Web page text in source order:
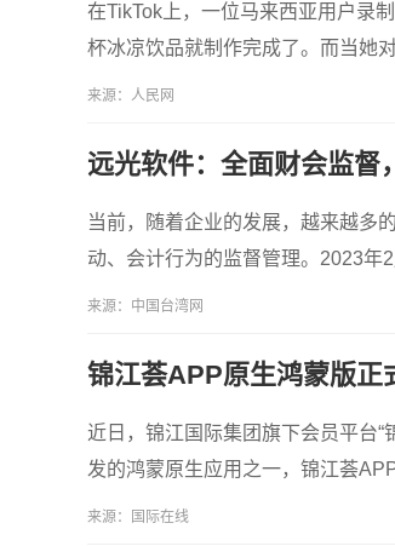
在TikTok上，一位马来西亚用户录
杯冰凉饮品就制作完成了。而当她
来源：人民网
远光软件：全面财会监督
当前，随着企业的发展，越来越多
动、会计行为的监督管理。2023年
来源：中国台湾网
锦江荟APP原生鸿蒙版正
近日，锦江国际集团旗下会员平台
发的鸿蒙原生应用之一，锦江荟
来源：国际在线